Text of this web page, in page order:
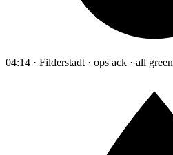
04:14 · Filderstadt · ops ack · all green